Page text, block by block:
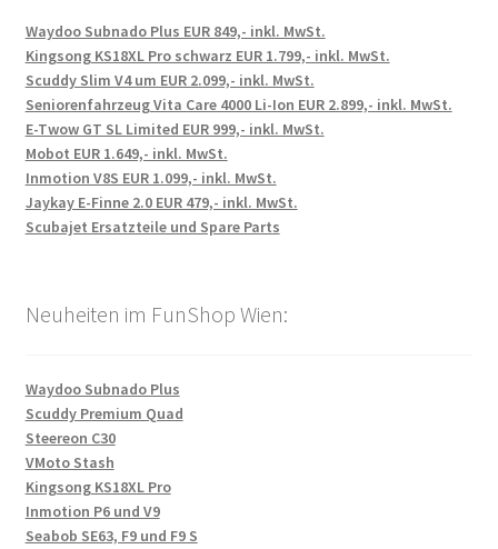
Waydoo Subnado Plus EUR 849,- inkl. MwSt.
Kingsong KS18XL Pro schwarz EUR 1.799,- inkl. MwSt.
Scuddy Slim V4 um EUR 2.099,- inkl. MwSt.
Seniorenfahrzeug Vita Care 4000 Li-Ion EUR 2.899,- inkl. MwSt.
E-Twow GT SL Limited EUR 999,- inkl. MwSt.
Mobot EUR 1.649,- inkl. MwSt.
Inmotion V8S EUR 1.099,- inkl. MwSt.
Jaykay E-Finne 2.0 EUR 479,- inkl. MwSt.
Scubajet Ersatzteile und Spare Parts
Neuheiten im FunShop Wien:
Waydoo Subnado Plus
Scuddy Premium Quad
Steereon C30
VMoto Stash
Kingsong KS18XL Pro
Inmotion P6 und V9
Seabob SE63, F9 und F9 S